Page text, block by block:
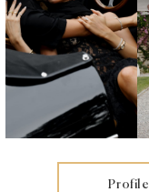
Profile